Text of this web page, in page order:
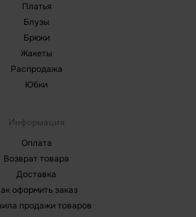
Платья
Блузы
Брюки
Жакеты
Распродажа
Юбки
Информация
Оплата
Возврат товара
Доставка
оформить заказ
продажи товаров